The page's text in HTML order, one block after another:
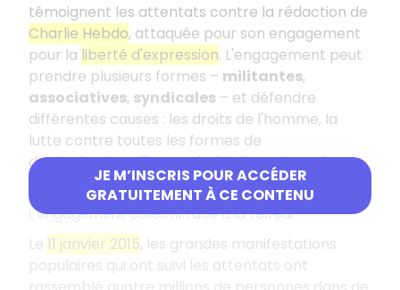
JE M’INSCRIS POUR ACCÉDER
GRATUITEMENT À CE CONTENU
témoignent les attentats contre la rédaction de
Charlie Hebdo, attaquée pour son engagement
pour la liberté d'expression. L'engagement peut
prendre plusieurs formes – militantes,
associatives, syndicales – et défendre
différentes causes : les droits de l'homme, la
lutte contre toutes les formes de
discriminations, l'homophobie, le sexisme, la
xénophobie, le racisme et l'antisémitisme, etc.
L'engagement collectif face à la terreur
Le 11 janvier 2015, les grandes manifestations
populaires qui ont suivi les attentats ont